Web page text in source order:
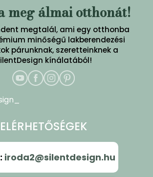
meg álmai otthonát!
megtalál, ami egy otthonba
minőségű lakberendezési
párunknak, szeretteinknek a
kínálatából!
ELÉRHETŐSÉGEK
: iroda2@silentdesign.hu